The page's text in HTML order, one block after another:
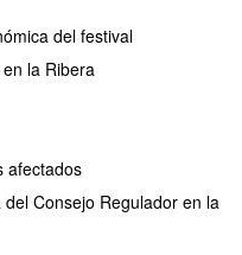
del festival
la Ribera
afectados
Consejo Regulador en la